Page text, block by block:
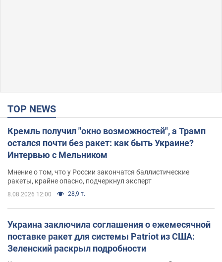
TOP NEWS
Кремль получил "окно возможностей", а Трамп
остался почти без ракет: как быть Украине?
Интервью с Мельником
Мнение о том, что у России закончатся баллистические
ракеты, крайне опасно, подчеркнул эксперт
8.08.2026 12:00 28,9 т.
Украина заключила соглашения о ежемесячной
поставке ракет для системы Patriot из США:
Зеленский раскрыл подробности